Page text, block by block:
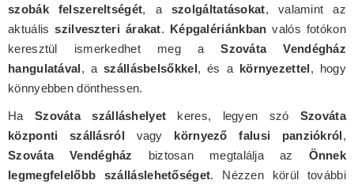
szobák felszereltségét, a szolgáltatásokat, valamint az
aktuálisszilveszteri árakat. Képgalériánkban valós fotókon
keresztül ismerkedhet meg aSzováta Vendégház
hangulatával, aszállásbelsőkkel, és a környezettel, hogy
könnyebben dönthessen.
Ha Szováta szálláshelyet keres, legyen szó Szováta
központi szállásról vagy környező falusi panziókról,
Szováta Vendégház
biztosan megtalálja az Önnek
legmegfelelőbb szálláslehetőséget. Nézzen körül további